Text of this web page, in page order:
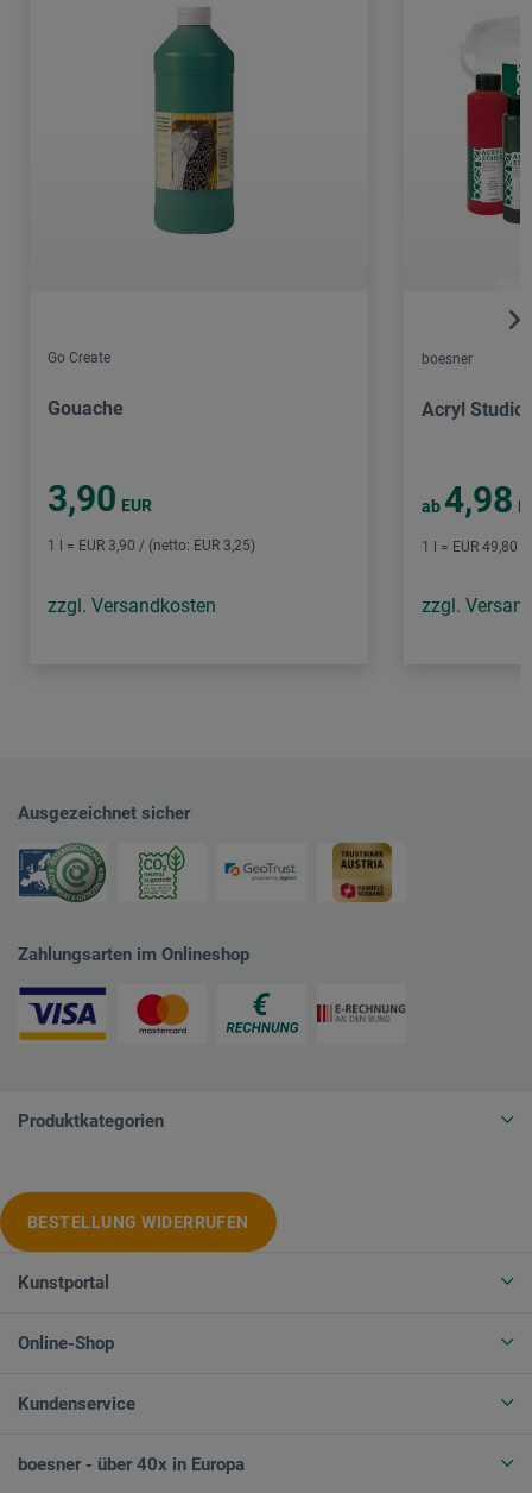
Go Create
Gouache
3,90 EUR
1 l = EUR 3,90 / (netto: EUR 3,25)
zzgl. Versandkosten
boesner
Acryl Studio
ab 4,98
1 l = EUR 49,80
zzgl.
Ausgezeichnet sicher
Zahlungsarten im Onlineshop
Produktkategorien
BESTELLUNG WIDERRUFEN
Kunstportal
Online-Shop
Kundenservice
boesner - über 40x in Europa